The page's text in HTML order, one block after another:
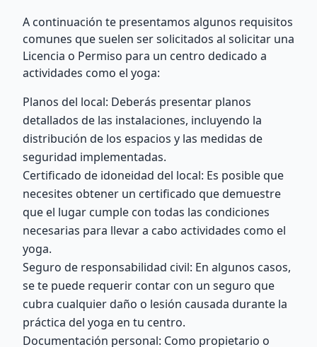
A continuación te presentamos algunos requisitos
comunes que suelen ser solicitados al solicitar una
Licencia o Permiso para un centro dedicado a
actividades como el yoga:
Planos del local: Deberás presentar planos
detallados de las instalaciones, incluyendo la
distribución de los espacios y las medidas de
seguridad implementadas.
Certificado de idoneidad del local: Es posible que
necesites obtener un certificado que demuestre
que el lugar cumple con todas las condiciones
necesarias para llevar a cabo actividades como el
yoga.
Seguro de responsabilidad civil: En algunos casos,
se te puede requerir contar con un seguro que
cubra cualquier daño o lesión causada durante la
práctica del yoga en tu centro.
Documentación personal: Como propietario o